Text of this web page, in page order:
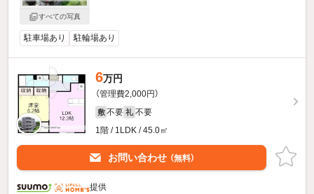
すべての写真
駐車場あり 駐輪場あり
6万円
（管理費2,000円）
敷 不要 礼 不要
1階 / 1LDK / 45.0㎡
お問い合わせ （無料）
提供